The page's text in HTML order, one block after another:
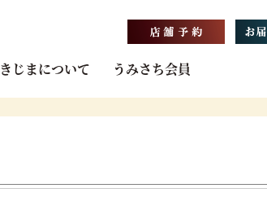
きじまについて うみさち会員